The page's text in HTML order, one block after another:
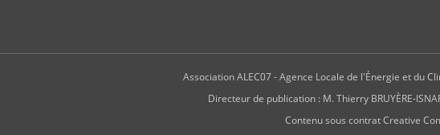
Association ALEC07 - Agence Locale de l'Énergie et du
Directeur de publication : M. Thierry BRUYÈRE-
Contenu sous contrat Creative